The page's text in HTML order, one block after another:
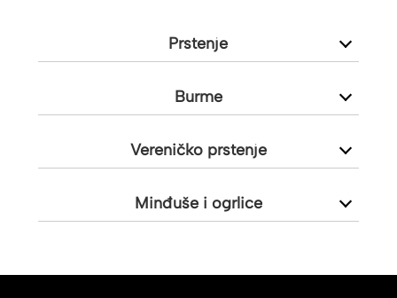
Prstenje
Burme
Vereničko prstenje
Minđuše i ogrlice